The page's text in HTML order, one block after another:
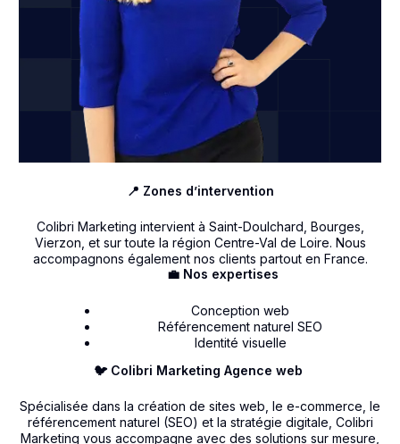
🐦 Colibri Marketing Agence web
Spécialisée dans la création de sites web, le e-commerce, le
référencement naturel (SEO) et la stratégie digitale, Colibri
Marketing vous accompagne avec des solutions sur mesure,
💼 Nos expertises
Conception web
Référencement naturel SEO
Identité visuelle
📍 Zones d’intervention
Colibri Marketing intervient à Saint-Doulchard, Bourges,
Vierzon, et sur toute la région Centre-Val de Loire. Nous
accompagnons également nos clients partout en France.